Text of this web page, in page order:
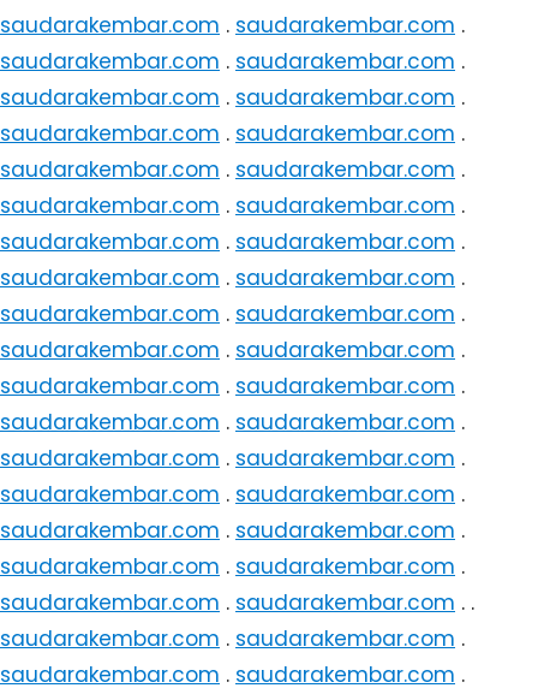
saudarakembar.com . saudarakembar.com .
saudarakembar.com . saudarakembar.com .
saudarakembar.com . saudarakembar.com .
saudarakembar.com . saudarakembar.com .
saudarakembar.com . saudarakembar.com .
saudarakembar.com . saudarakembar.com .
saudarakembar.com . saudarakembar.com .
saudarakembar.com . saudarakembar.com .
saudarakembar.com . saudarakembar.com .
saudarakembar.com . saudarakembar.com .
saudarakembar.com . saudarakembar.com .
saudarakembar.com . saudarakembar.com .
saudarakembar.com . saudarakembar.com .
saudarakembar.com . saudarakembar.com .
saudarakembar.com . saudarakembar.com .
saudarakembar.com . saudarakembar.com .
saudarakembar.com . saudarakembar.com . .
saudarakembar.com . saudarakembar.com .
saudarakembar.com . saudarakembar.com .